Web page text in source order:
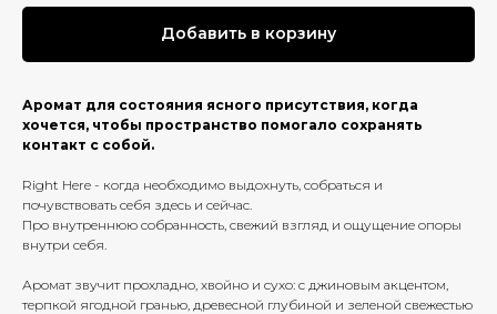
Добавить в корзину
Аромат для состояния ясного присутствия, когда
хочется, чтобы пространство помогало сохранять
контакт с собой.
Right Here - когда необходимо выдохнуть, собраться и
почувствовать себя здесь и сейчас.
Про внутреннюю собранность, свежий взгляд и ощущение опоры
внутри себя.
Аромат звучит прохладно, хвойно и сухо: с джиновым акцентом,
терпкой ягодной гранью, древесной глубиной и зеленой свежестью